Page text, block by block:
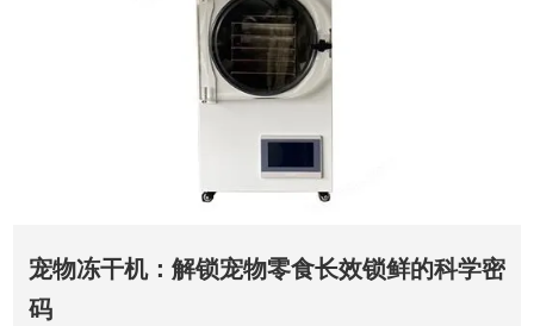
宠物冻干机：解锁宠物零食长效锁鲜的科学密
码